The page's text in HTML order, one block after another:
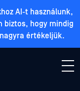
AI-t használunk,
biztos, hogy mindig
értékeljük.